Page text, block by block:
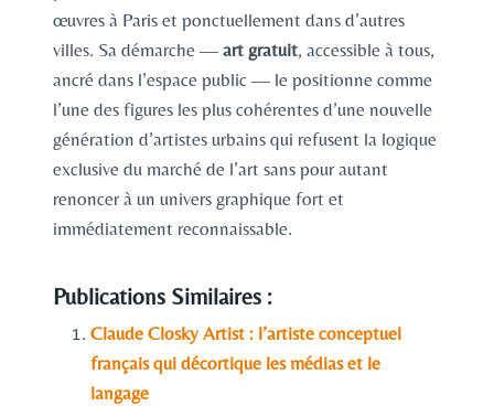
œuvres à Paris et ponctuellement dans d’autres
villes. Sa démarche — art gratuit, accessible à tous,
ancré dans l’espace public — le positionne comme
l’une des figures les plus cohérentes d’une nouvelle
génération d’artistes urbains qui refusent la logique
exclusive du marché de l’art sans pour autant
renoncer à un univers graphique fort et
immédiatement reconnaissable.
Publications Similaires :
Claude Closky Artist : l’artiste conceptuel
français qui décortique les médias et le
langage